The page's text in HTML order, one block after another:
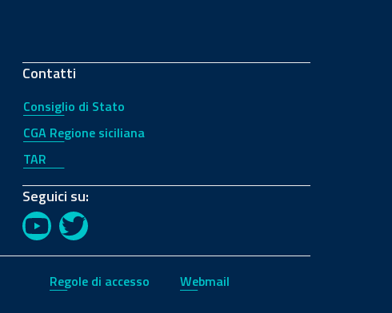
Contatti
Consiglio di Stato
CGA Regione siciliana
TAR
Seguici su:
YouTubeTwitter
Regole di accesso Webmail